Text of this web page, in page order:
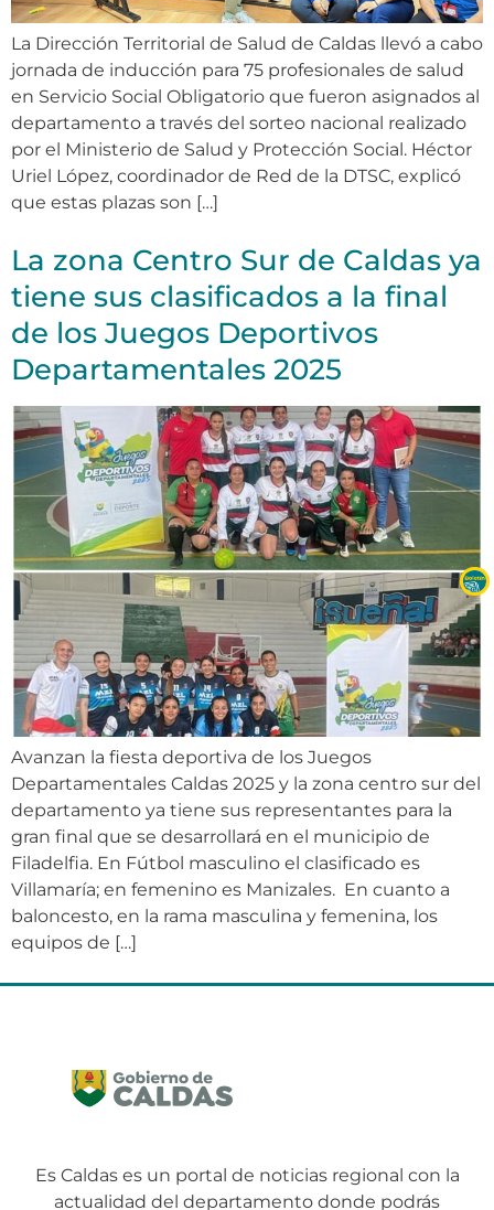
La Dirección Territorial de Salud de Caldas llevó a cabo
jornada de inducción para 75 profesionales de salud
en Servicio Social Obligatorio que fueron asignados al
departamento a través del sorteo nacional realizado
por el Ministerio de Salud y Protección Social. Héctor
Uriel López, coordinador de Red de la DTSC, explicó
que estas plazas son […]
La zona Centro Sur de Caldas ya
tiene sus clasificados a la final
de los Juegos Deportivos
Departamentales 2025
Avanzan la fiesta deportiva de los Juegos
Departamentales Caldas 2025 y la zona centro sur del
departamento ya tiene sus representantes para la
gran final que se desarrollará en el municipio de
Filadelfia. En Fútbol masculino el clasificado es
Villamaría; en femenino es Manizales. En cuanto a
baloncesto, en la rama masculina y femenina, los
equipos de […]
Es Caldas es un portal de noticias regional con la
actualidad del departamento donde podrás